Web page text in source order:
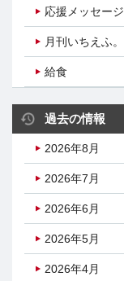
応援メッセージ
月刊いちえふ。
給食
過去の情報
2026年8月
2026年7月
2026年6月
2026年5月
2026年4月